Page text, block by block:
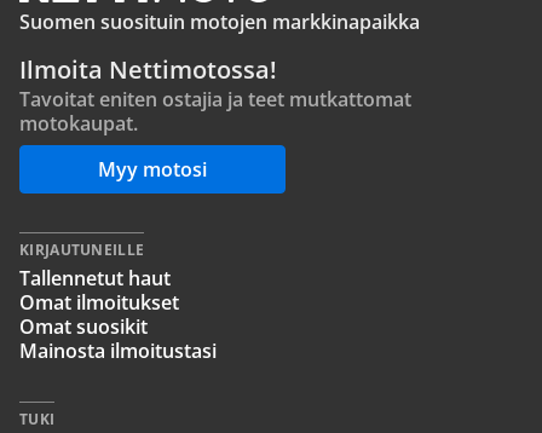
Suomen suosituin motojen markkinapaikka
Ilmoita Nettimotossa!
Tavoitat eniten ostajia ja teet mutkattomat
motokaupat.
Myy motosi
KIRJAUTUNEILLE
Tallennetut haut
Omat ilmoitukset
Omat suosikit
Mainosta ilmoitustasi
TUKI